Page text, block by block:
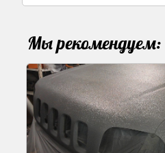
Мы рекомендуем: